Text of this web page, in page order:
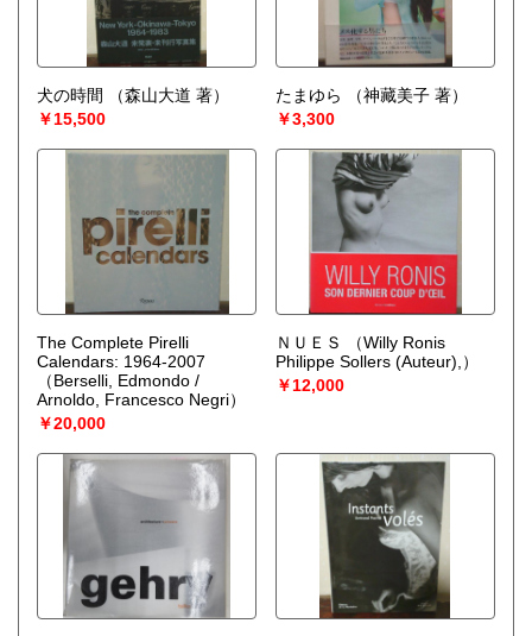
犬の時間
（森山大道 著）
￥15,500
たまゆら
（神藏美子 著）
￥3,300
The Complete Pirelli
Calendars: 1964-2007
（Berselli, Edmondo /
Arnoldo, Francesco Negri）
￥20,000
ＮＵＥＳ
（Willy Ronis
Philippe Sollers (Auteur),）
￥12,000